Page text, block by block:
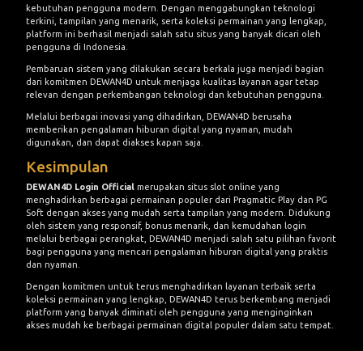
kebutuhan pengguna modern. Dengan menggabungkan teknologi
terkini, tampilan yang menarik, serta koleksi permainan yang lengkap,
platform ini berhasil menjadi salah satu situs yang banyak dicari oleh
pengguna di Indonesia.
Pembaruan sistem yang dilakukan secara berkala juga menjadi bagian
dari komitmen DEWAN4D untuk menjaga kualitas layanan agar tetap
relevan dengan perkembangan teknologi dan kebutuhan pengguna.
Melalui berbagai inovasi yang dihadirkan, DEWAN4D berusaha
memberikan pengalaman hiburan digital yang nyaman, mudah
digunakan, dan dapat diakses kapan saja.
Kesimpulan
DEWAN4D Login Official merupakan situs slot online yang
menghadirkan berbagai permainan populer dari Pragmatic Play dan PG
Soft dengan akses yang mudah serta tampilan yang modern. Didukung
oleh sistem yang responsif, bonus menarik, dan kemudahan login
melalui berbagai perangkat, DEWAN4D menjadi salah satu pilihan favorit
bagi pengguna yang mencari pengalaman hiburan digital yang praktis
dan nyaman.
Dengan komitmen untuk terus menghadirkan layanan terbaik serta
koleksi permainan yang lengkap, DEWAN4D terus berkembang menjadi
platform yang banyak diminati oleh pengguna yang menginginkan
akses mudah ke berbagai permainan digital populer dalam satu tempat.